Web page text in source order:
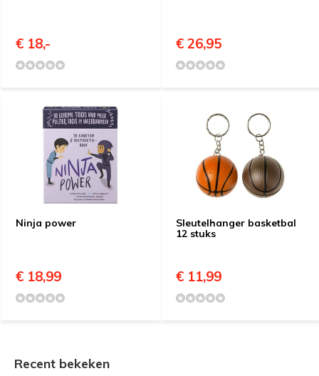
€ 18,- € 26,95
Ninja power
€ 18,99
Sleutelhanger basketbal
12 stuks
€ 11,99
Recent bekeken